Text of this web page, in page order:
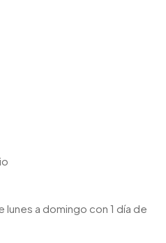
a domingo con 1 día de